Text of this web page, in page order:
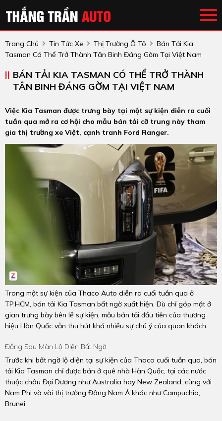
Trang Chủ Tin Tức Xe Thị Trường Ô Tô
Bán Tải Kia
Tasman Có Thể Trở Thành Tân Binh Đáng Gờm Tại Việt Nam
BÁN TẢI KIA TASMAN CÓ THỂ TRỞ THÀNH
TÂN BINH ĐÁNG GỜM TẠI VIỆT NAM
Việc Kia Tasman được trưng bày tại một sự kiện diễn ra cuối
tuần qua mở ra cơ hội cho mẫu bán tải cỡ trung này tham
gia thị trường xe Việt, cạnh tranh Ford Ranger.
Trong một sự kiện của Thaco Auto diễn ra cuối tuần qua ở
TP.HCM, bán tải Kia Tasman bất ngờ xuất hiện. Dù chỉ góp mặt ở
gian trưng bày bên lề sự kiện, mẫu bán tải đầu tiên của thương
hiệu Hàn Quốc vẫn thu hút khá nhiều sự chú ý của quan khách.
Đằng Sau Màn Lộ Diện Bất Ngờ
Trước khi bất ngờ lộ diện tại sự kiện của Thaco cuối tuần qua, bán
tải Kia Tasman chỉ được bán ở quê nhà Hàn Quốc, tại các nước
thuộc châu Đại Dương như Australia hay New Zealand, cùng với
Nam Phi và vài thị trường Đông Nam Á khác như Campuchia,
Brunei.